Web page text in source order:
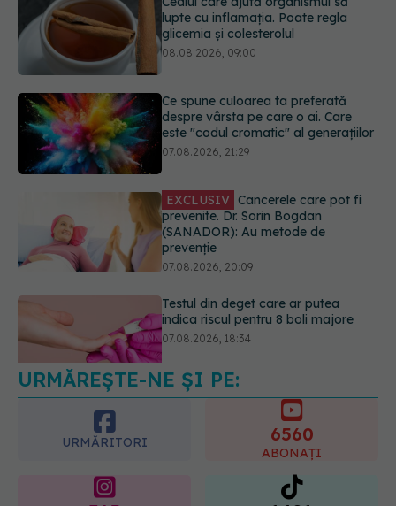
Ce spune culoarea ta preferată
despre vârsta pe care o ai. Care
este "codul cromatic" al generațiilor
07.08.2026, 21:29
EXCLUSIV Cancerele care pot fi
prevenite. Dr. Sorin Bogdan
(SANADOR): Au metode de
prevenție
Testul din deget care ar putea
indica riscul pentru 8 boli majore
07.08.2026, 18:34
Fereastra alimentară de opt ore ar
putea ajuta creierul femeilor de
peste 50 de ani
URMĂREȘTE-NE ȘI PE:
URMĂRITORI
365
URMĂRITORI
1401
URMĂRITORI
ARTICOLE SIMILARE